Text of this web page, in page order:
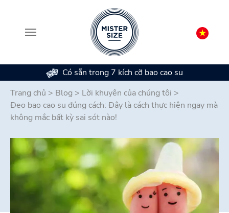
Có sẵn trong 7 kích cỡ bao cao su
Trang chủ > Blog > Lời khuyên của chúng tôi >
Đeo bao cao su đúng cách: Đây là cách thực hiện ngay mà
không mắc bất kỳ sai sót nào!